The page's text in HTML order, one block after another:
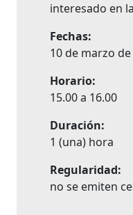
interesado en
Fechas:
10 de marzo
Horario:
15.00 a 16.00
Duración:
1 (una) hora
Regularidad:
no se emiten